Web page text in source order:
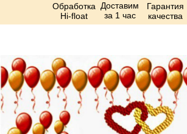
Обработка
Hi-float
Доставим
за 1 час
Гарантия
качества